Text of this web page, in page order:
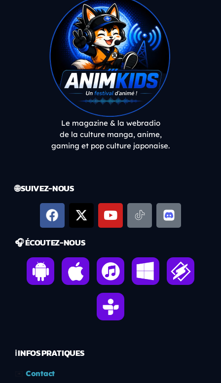
Le magazine & la webradio
de la culture manga, anime,
gaming et pop culture japonaise.
🌐 SUIVEZ-NOUS
🎧 ÉCOUTEZ-NOUS
ℹ️ INFOS PRATIQUES
Contact